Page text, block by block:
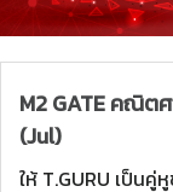
M2 GATE คณิต
(Jul)
ให้ T.GURU เป็น